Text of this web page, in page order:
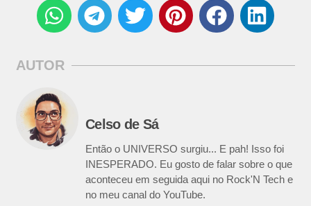
AUTOR
Celso de Sá
Então o UNIVERSO surgiu... E pah! Isso foi
INESPERADO. Eu gosto de falar sobre o que
aconteceu em seguida aqui no Rock'N Tech e
no meu canal do YouTube.